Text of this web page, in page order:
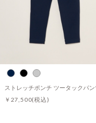
ストレッチポンチ ツータックパ
￥27,500(税込)